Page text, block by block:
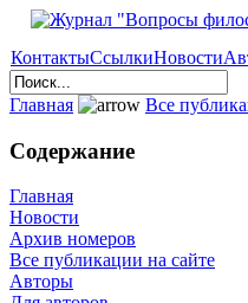
КонтактыСсылкиНовости
Главная Все
Содержание
Главная
Новости
Архив номеров
Все публикации на сайте
Авторы